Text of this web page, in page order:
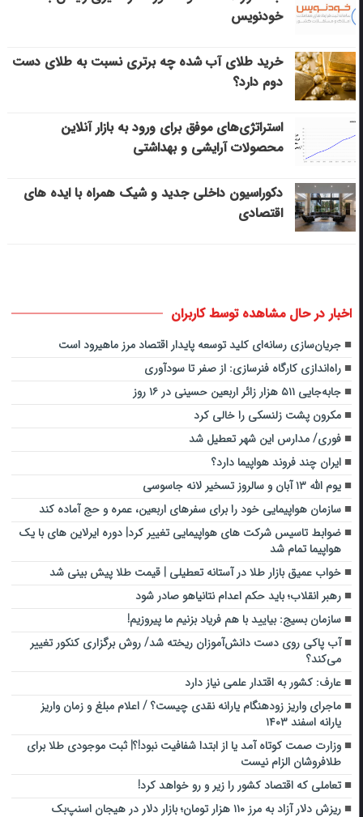
خودنویس
خرید طلای آب شده چه برتری نسبت به طلای دست
دوم دارد؟
استراتژی‌های موفق برای ورود به بازار آنلاین
محصولات آرایشی و بهداشتی
دکوراسیون داخلی جدید و شیک همراه با ایده های
اقتصادی
اخبار در حال مشاهده توسط کاربران
جریان‌سازی رسانه‌ای کلید توسعه پایدار اقتصاد مرز ماهیرود است
راه‌اندازی کارگاه فنرسازی: از صفر تا سودآوری
جابه‌جایی ۵۱۱ هزار زائر اربعین حسینی در ۱۶ روز
مکرون پشت زلنسکی را خالی کرد
فوری/ مدارس این شهر تعطیل شد
ایران چند فروند هواپیما دارد؟
یوم الله ۱۳ آبان و سالروز تسخیر لانه جاسوسی
سازمان هواپیمایی خود را برای سفرهای اربعین، عمره و حج آماده کند
ضوابط تاسیس شرکت های هواپیمایی تغییر کرد| دوره ایرلاین های با یک
هواپیما تمام شد
خواب عمیق بازار طلا در آستانه تعطیلی | قیمت طلا پیش بینی شد
رهبر انقلاب؛ باید حکم اعدام نتانیاهو صادر شود
سازمان بسیج: بیایید با هم فریاد بزنیم ما پیروزیم!
آب پاکی روی دست دانش‌آموزان ریخته شد/ روش برگزاری کنکور تغییر
می‌کند؟
عارف: کشور به اقتدار علمی نیاز دارد
ماجرای واریز زودهنگام یارانه نقدی چیست؟ / اعلام مبلغ و زمان واریز
یارانه اسفند ۱۴۰۳
وزارت صمت کوتاه آمد یا از ابتدا شفافیت نبود!؟| ثبت موجودی طلا برای
طلافروشان الزام نیست
تعاملی که اقتصاد کشور را زیر و رو خواهد کرد!
ریزش دلار آزاد به مرز ۱۱۰ هزار تومان؛ بازار دلار در هیجان اسنپ‌بک